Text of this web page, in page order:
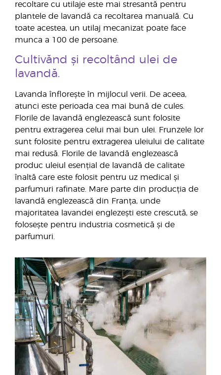
recoltare cu utilaje este mai stresantă pentru
plantele de lavandă ca recoltarea manuală. Cu
toate acestea, un utilaj mecanizat poate face
munca a 100 de persoane.
Cultivănd și recoltând ulei de
lavandă.
Lavanda înflorește în mijlocul verii. De aceea,
atunci este perioada cea mai bună de cules.
Florile de lavandă englezească sunt folosite
pentru extragerea celui mai bun ulei. Frunzele lor
sunt folosite pentru extragerea uleiului de calitate
mai redusă. Florile de lavandă englezească
produc uleiul esențial de lavandă de calitate
înaltă care este folosit pentru uz medical și
parfumuri rafinate. Mare parte din producția de
lavandă englezească din Franța, unde
majoritatea lavandei englezești este crescută, se
folosește pentru industria cosmetică și de
parfumuri.